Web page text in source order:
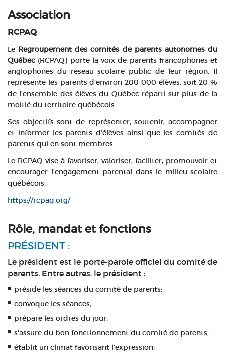
Association
RCPAQ
Le Regroupement des comités de parents autonomes du
Québec (RCPAQ) porte la voix de parents francophones et
anglophones du réseau scolaire public de leur région. Il
représente les parents d’environ 200 000 élèves, soit 20 %
de l’ensemble des élèves du Québec réparti sur plus de la
moitié du territoire québécois.
Ses objectifs sont de représenter, soutenir, accompagner
et informer les parents d’élèves ainsi que les comités de
parents qui en sont membres.
Le RCPAQ vise à favoriser, valoriser, faciliter, promouvoir et
encourager l’engagement parental dans le milieu scolaire
québécois.
https://rcpaq.org/
Rôle, mandat et fonctions
PRÉSIDENT :
Le président est le porte-parole officiel du comité de
parents. Entre autres, le président :
préside les séances du comité de parents;
convoque les séances;
prépare les ordres du jour;
s'assure du bon fonctionnement du comité de parents;
établit un climat favorisant l'expression;